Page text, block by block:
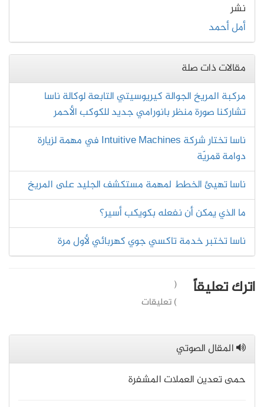
نشر
أمل أحمد
مقالات ذات صلة
مركبة المريخ الجوالة كيريوسيتي التابعة لوكالة ناسا
تشاركنا صورة منظر بانورامي جديد للكوكب الأحمر
ناسا تختار شركة Intuitive Machines في مهمة لزيارة
دوامة قمريّة
ناسا تهيئ الخطط لمهمة مستكشف الجليد على المريخ
ما الذي يمكن أن نفعله بكويكب أسير؟
ناسا تختبر خدمة تاكسي جوي كهربائي لأول مرة
اترك تعليقاً
(
) تعليقات
المقال الصوتي
حمى تعدين العملات المشفرة